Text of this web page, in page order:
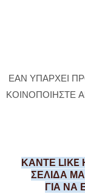
ΕΑΝ ΥΠΑΡΧΕΙ
ΚΟΙΝΟΠΟΙΗΣΤΕ
ΚΑΝΤΕ
ΣΕΛΙΔΑ
ΓΙΑ ΝΑ